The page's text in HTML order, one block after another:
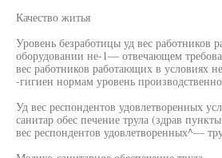
Качество житья
Уровень безработицы уд вес работников
оборудовании не-1— отвечающем
вес работников работающих в условиях
-гигиен нормам уровень
Уд вес респондентов удовлетворенных
санитар обес печение трула (здрав
вес респондентов удовлетворенных^—